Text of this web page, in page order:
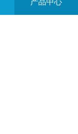
产品中心